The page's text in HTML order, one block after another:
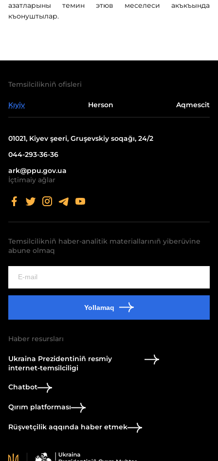
азатларыны темин этюв меселеси акъкъында
къонуштылар.
Temsilcilikniñ ofisleri
Kıyiv Herson Aqmescit
01021, Kiyev şeeri, Gruşevskiy soqağı, 24/2
044-293-36-36
ark@ppu.gov.ua
İçtimaiy ağlar
Temsilcilikniñ haber-analitik materiallarınıñ yiberüvine
abune olmaq
Yollamaq
Haber resursları
Ukraina Prezidentiniñ resmiy
internet-temsilciligi
Chatbot
Qırım platforması
Rüşvetçilik aqqında haber etmek